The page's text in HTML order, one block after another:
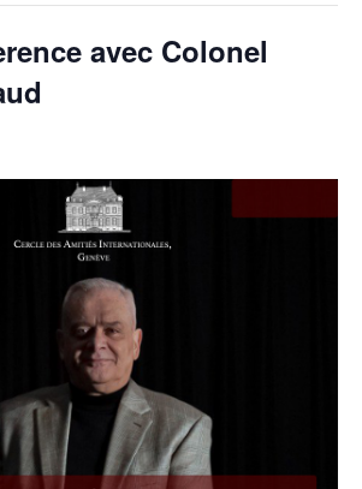
avec Colonel